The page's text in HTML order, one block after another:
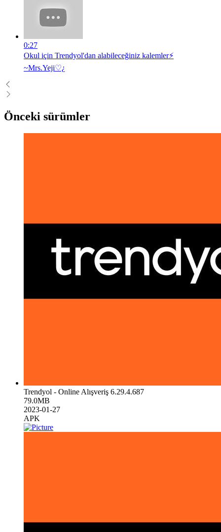
0:27
Okul için Trendyol'dan alabileceğiniz kalemler⚡
~Mrs.Yeji♡¿
Önceki sürümler
Trendyol - Online Alışveriş 6.29.4.687
79.0MB
2023-01-27
APK